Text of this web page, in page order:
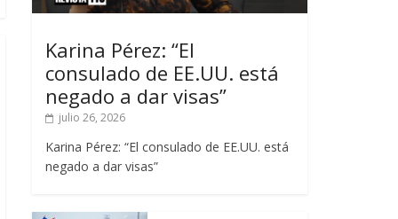
Karina Pérez: “El
consulado de EE.UU. está
negado a dar visas”
julio 26, 2026
Karina Pérez: “El consulado de EE.UU. está
negado a dar visas”